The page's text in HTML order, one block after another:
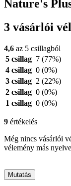
Nature's
3 vásárlói
4,6 az 5 csillagból
5 csillag 7 (77%)
4 csillag 0 (0%)
3 csillag 2 (22%)
2 csillag 0 (0%)
1 csillag 0 (0%)
9 értékelés
Még nincs vásárlói
vélemény más
Mutatás